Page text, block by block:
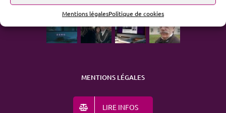
Mentions légalesPolitique de cookies
MENTIONS LÉGALES
LIRE INFOS